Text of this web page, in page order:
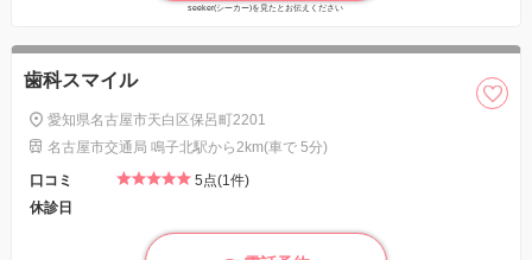
seeker(シーカー)を見たとお伝えください
歯科スマイル
愛知県名古屋市天白区保呂町2201
名古屋市交通局 鳴子北駅から2km(車で 5分)
口コミ
5点(1件)
休診日